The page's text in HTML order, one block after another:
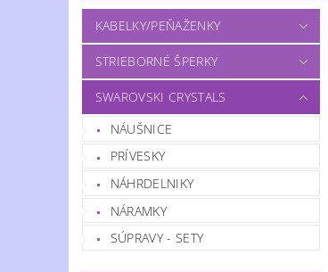
KABELKY/PEŇAŽENKY
STRIEBORNÉ ŠPERKY
SWAROVSKI CRYSTALS
NÁUŠNICE
PRÍVESKY
NÁHRDELNIKY
NÁRAMKY
SÚPRAVY - SETY